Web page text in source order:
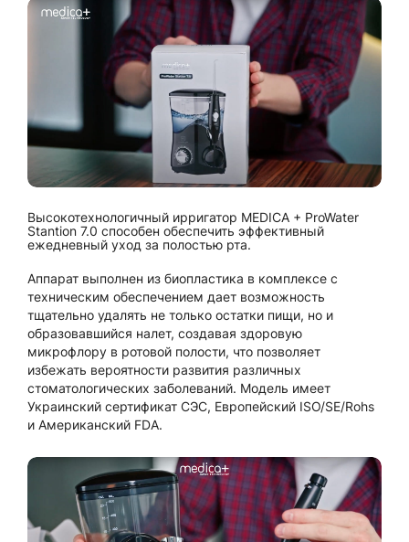
Высокотехнологичный ирригатор MEDICA + ProWater
Stantion 7.0 способен обеспечить эффективный
ежедневный уход за полостью рта.
Аппарат выполнен из биопластика в комплексе с
техническим обеспечением дает возможность
тщательно удалять не только остатки пищи, но и
образовавшийся налет, создавая здоровую
микрофлору в ротовой полости, что позволяет
избежать вероятности развития различных
стоматологических заболеваний. Модель имеет
Украинский сертификат СЭС, Европейский ISO/SE/Rohs
и Американский FDA.